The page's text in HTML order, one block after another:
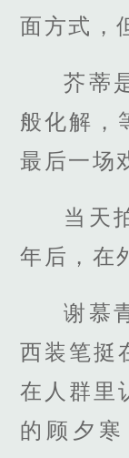
面方式，
芥蒂
般化解，
最后一场
当天
年后，在
谢慕
西装笔挺
在人群里
的顾夕